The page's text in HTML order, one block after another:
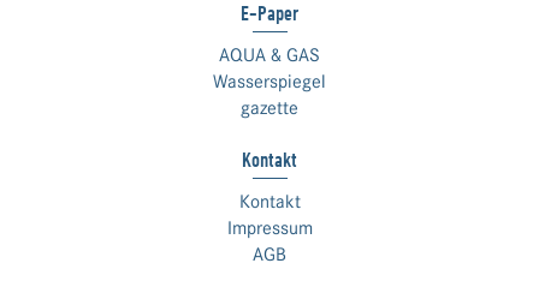
E-Paper
AQUA & GAS
Wasserspiegel
gazette
Kontakt
Kontakt
Impressum
AGB